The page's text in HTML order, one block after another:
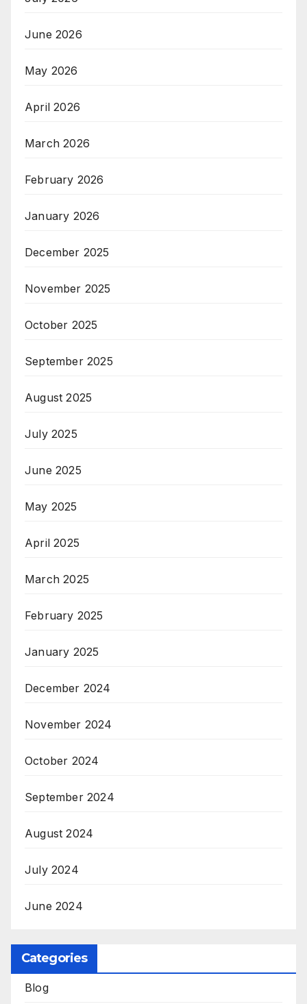
June 2026
May 2026
April 2026
March 2026
February 2026
January 2026
December 2025
November 2025
October 2025
September 2025
August 2025
July 2025
June 2025
May 2025
April 2025
March 2025
February 2025
January 2025
December 2024
November 2024
October 2024
September 2024
August 2024
July 2024
June 2024
Categories
Blog